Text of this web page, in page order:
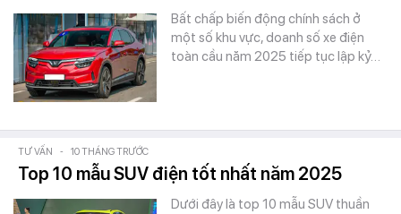
Bất chấp biến động chính sách ở
một số khu vực, doanh số xe điện
toàn cầu năm 2025 tiếp tục lập kỷ…
TƯ VẤN - 10 THÁNG TRƯỚC
Top 10 mẫu SUV điện tốt nhất năm 2025
Dưới đây là top 10 mẫu SUV thuần